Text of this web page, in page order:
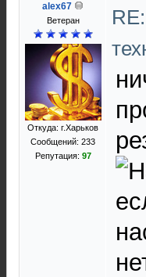
alex67
Ветеран
Откуда: г.Харьков
Сообщений: 233
Репутация: 97